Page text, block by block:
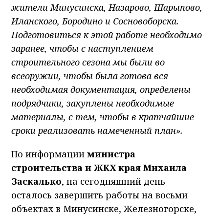
жители Минусинска, Назарово, Шарыпово,
Иланского, Бородино и Сосновоборска.
Подготовиться к этой работе необходимо
заранее, чтобы с наступлением
строительного сезона мы были во
всеоружии, чтобы была готова вся
необходимая документация, определены
подрядчики, закуплены необходимые
материалы, с тем, чтобы в кратчайшие
сроки реализовать намеченный план».
По информации министра
строительства и ЖКХ края Михаила
Заскалько, на сегодняшний день
осталось завершить работы на восьми
объектах в Минусинске, Железногорске,